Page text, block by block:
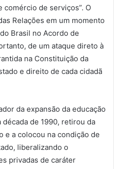
comércio de serviços”. O
Relações em um momento
Brasil no Acordo de
de um ataque direto à
na Constituição da
e direito de cada cidadã
da expansão da educação
de 1990, retirou da
e a colocou na condição de
liberalizando o
privadas de caráter